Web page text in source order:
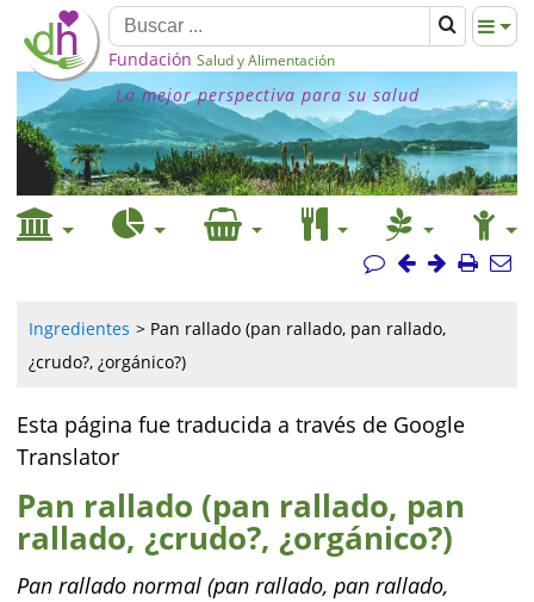
Fundación Salud y Alimentación
La mejor perspectiva para su salud
Ingredientes
Pan rallado (pan rallado, pan rallado,
¿crudo?, ¿orgánico?)
Esta página fue traducida a través de Google
Translator
Pan rallado (pan rallado, pan
rallado, ¿crudo?, ¿orgánico?)
Pan rallado normal (pan rallado, pan rallado,